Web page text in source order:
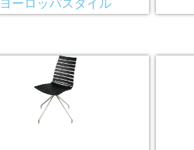
ヨーロッパスタイル